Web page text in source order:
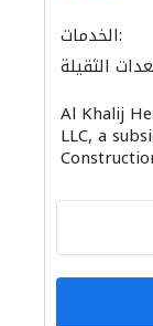
الخدمات:
الثقيلة
Al Khalij
LLC, a